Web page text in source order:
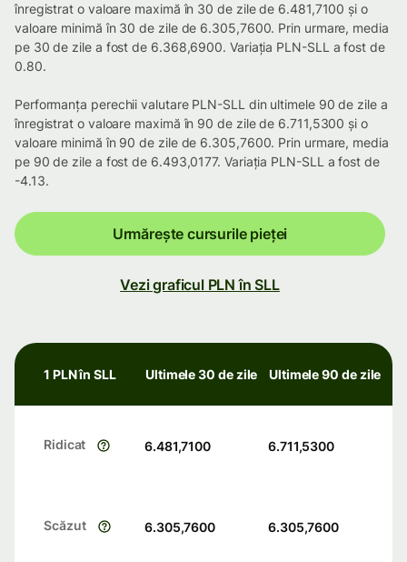
înregistrat o valoare maximă în 30 de zile de 6.481,7100 și o
valoare minimă în 30 de zile de 6.305,7600. Prin urmare, media
pe 30 de zile a fost de 6.368,6900. Variația PLN-SLL a fost de
0.80.
Performanța perechii valutare PLN-SLL din ultimele 90 de zile a
înregistrat o valoare maximă în 90 de zile de 6.711,5300 și o
valoare minimă în 90 de zile de 6.305,7600. Prin urmare, media
pe 90 de zile a fost de 6.493,0177. Variația PLN-SLL a fost de
-4.13.
Urmărește cursurile pieței
Vezi graficul PLN în SLL
1 PLN în SLL Ultimele 30 de zile Ultimele 90 de zile
Ridicat 6.481,7100 6.711,5300
Scăzut 6.305,7600 6.305,7600